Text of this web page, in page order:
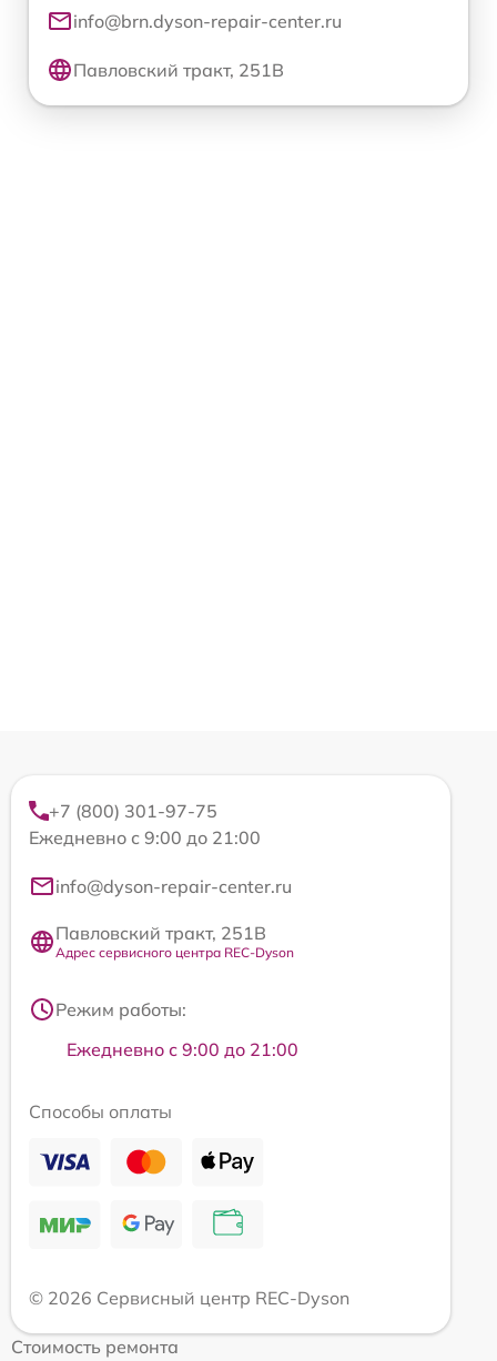
info@brn.dyson-repair-center.ru
Павловский тракт, 251В
+7 (800) 301-97-75
Ежедневно с 9:00 до 21:00
info@dyson-repair-center.ru
Павловский тракт, 251В
Адрес сервисного центра REC-Dyson
Режим работы:
Ежедневно с 9:00 до 21:00
Способы оплаты
© 2026 Сервисный центр REC-Dyson
Стоимость ремонта